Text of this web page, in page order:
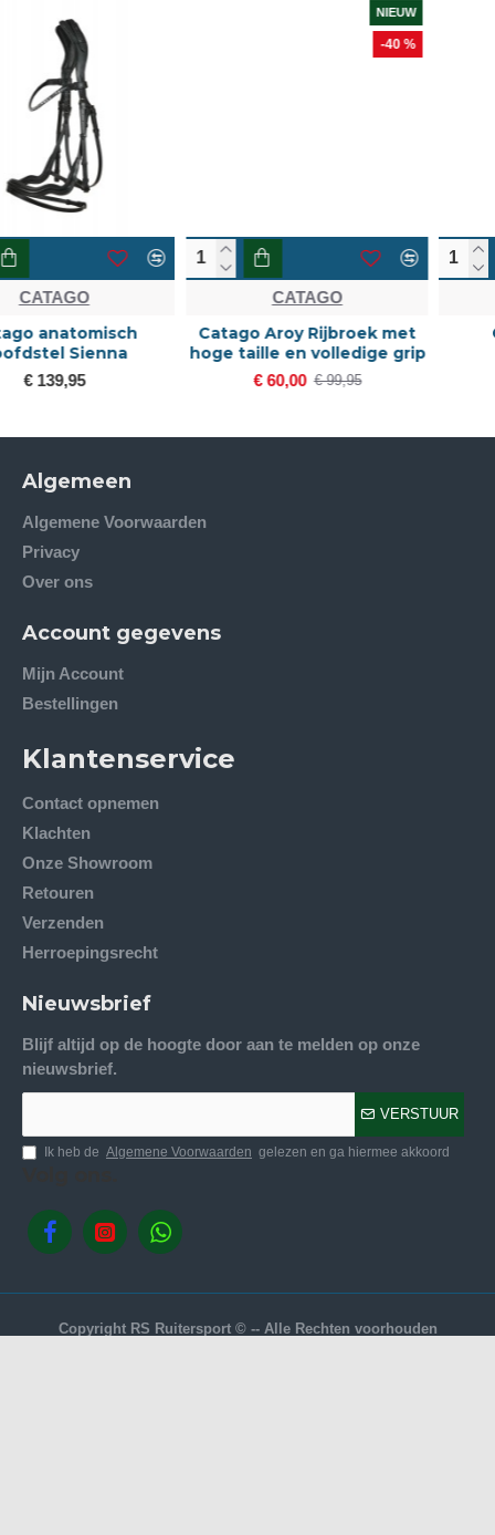
CATAGO
Catago Aroy Rijbroek met
hoge taille en volledige grip
€ 60,00
CATAGO
Catago Bamboo
zomerdeken
€ 99,95
Algemeen
Algemene Voorwaarden
Privacy
Over ons
Account gegevens
Mijn Account
Bestellingen
Klantenservice
Contact opnemen
Klachten
Onze Showroom
Retouren
Verzenden
Herroepingsrecht
Nieuwsbrief
Blijf altijd op de hoogte door aan te melden op onze
nieuwsbrief.
VERSTUUR
Ik heb de Algemene Voorwaarden gelezen en ga hiermee akkoord
Copyright RS Ruitersport © -- Alle Rechten voorhouden